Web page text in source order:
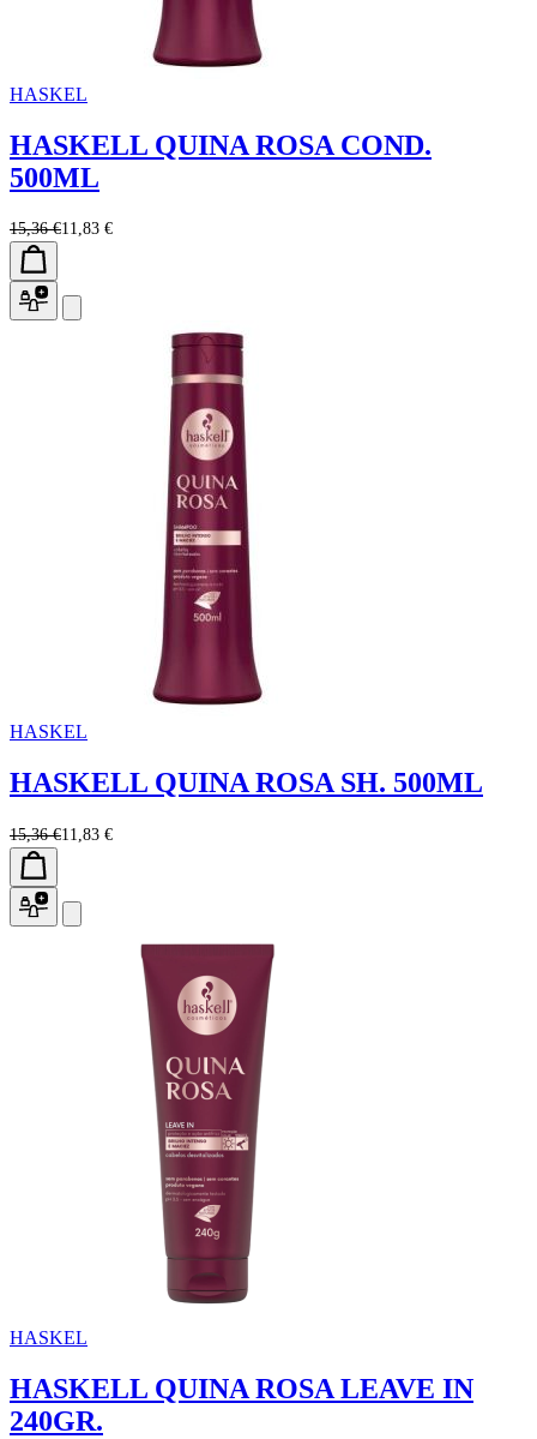
HASKEL
HASKELL QUINA ROSA COND.
500ML
15,36 €11,83 €
HASKEL
HASKELL QUINA ROSA SH. 500ML
15,36 €11,83 €
HASKEL
HASKELL QUINA ROSA LEAVE IN
240GR.